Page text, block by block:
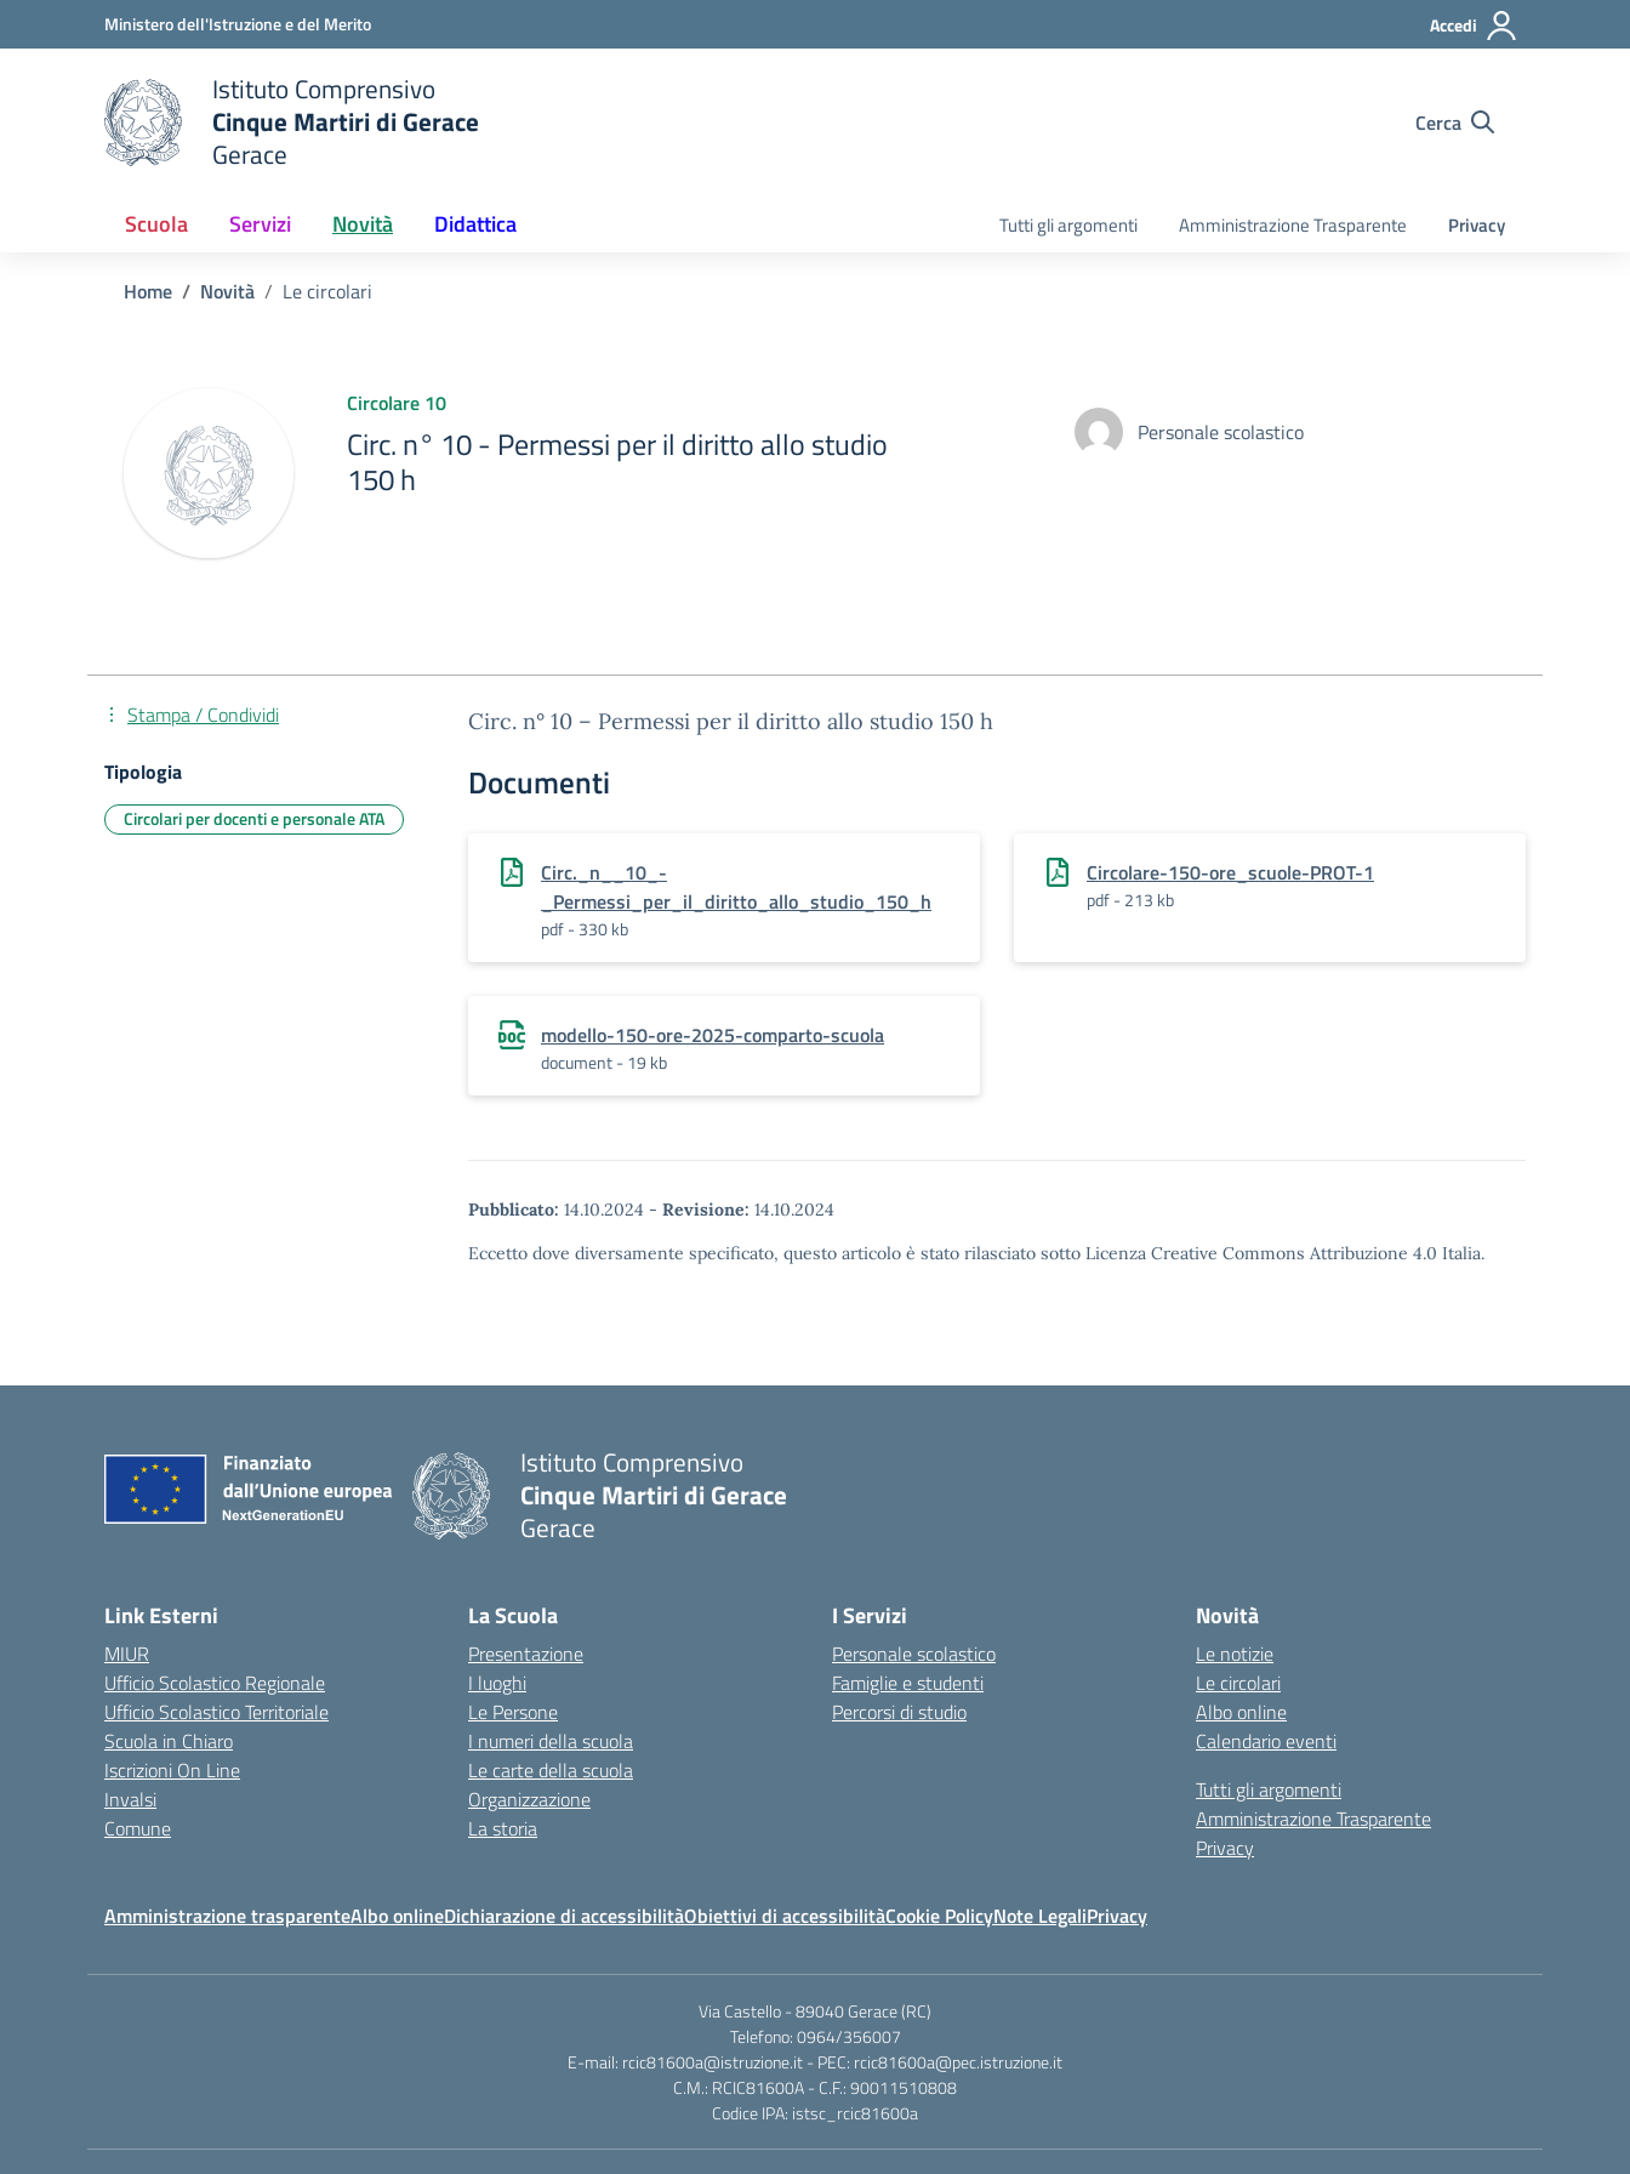
Vai ai contenuti
Vai al menu di navigazioneMinistero dell'Istruzione e del Merito Accedi
scuola
Istituto Comprensivo
Cinque Martiri di Gerace
Gerace
Cerca
Scuola Servizi Novità Didattica Tutti gli argomenti Amministrazione Trasparente Privacy
Home Novità Le circolari
Circolare 10
Circ. n° 10 - Permessi per il diritto allo studio
150 h
Personale scolastico
Circ. n° 10 – Permessi per il diritto allo studio 150 h
Documenti
Circ._n__10_-
_Permessi_per_il_diritto_allo_studio_150_h
pdf - 330 kb
Circolare-150-ore_scuole-PROT-1
pdf - 213 kb
modello-150-ore-2025-comparto-scuola
document - 19 kb
Pubblicato: 14.10.2024 - Revisione: 14.10.2024
Eccetto dove diversamente specificato, questo articolo è stato rilasciato sotto Licenza Creative Commons Attribuzione 4.0 Italia.
Stampa / Condividi
Tipologia
Circolari per docenti e personale ATA
Istituto Comprensivo
Cinque Martiri di Gerace
Gerace
Link Esterni
MIUR
Ufficio Scolastico Regionale
Ufficio Scolastico Territoriale
Scuola in Chiaro
Iscrizioni On Line
Invalsi
Comune
La Scuola
Presentazione
I luoghi
Le Persone
I numeri della scuola
Le carte della scuola
Organizzazione
La storia
I Servizi
Personale scolastico
Famiglie e studenti
Percorsi di studio
Novità
Le notizie
Le circolari
Albo online
Calendario eventi
Tutti gli argomenti
Amministrazione Trasparente
Privacy
Amministrazione trasparenteAlbo onlineDichiarazione di accessibilitàObiettivi di accessibilitàCookie PolicyNote LegaliPrivacy
Via Castello - 89040 Gerace (RC)
Telefono: 0964/356007
E-mail: rcic81600a@istruzione.it - PEC: rcic81600a@pec.istruzione.it
C.M.: RCIC81600A - C.F.: 90011510808
Codice IPA: istsc_rcic81600a